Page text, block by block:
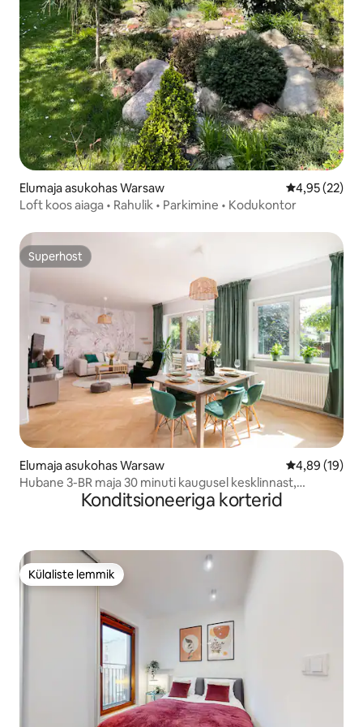
Elumaja asukohas Warsaw Keskmine
4,95 (22)
Loft koos aiaga • Rahulik • Parkimine • Kodukontor
Superhost
Superhost
Elumaja asukohas Warsaw Keskmine
4,89 (19)
Hubane 3-BR maja 30 minuti kaugusel kesklinnast,
Konditsioneeriga korterid
Külaliste lemmik
Külaliste lemmik